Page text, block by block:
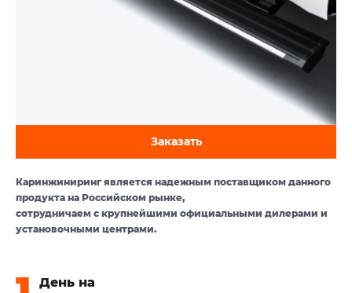
Заказать
Каринжиниринг является надежным поставщиком данного
продукта на Российском рынке,
сотрудничаем с крупнейшими официальными дилерами и
установочными центрами.
День на